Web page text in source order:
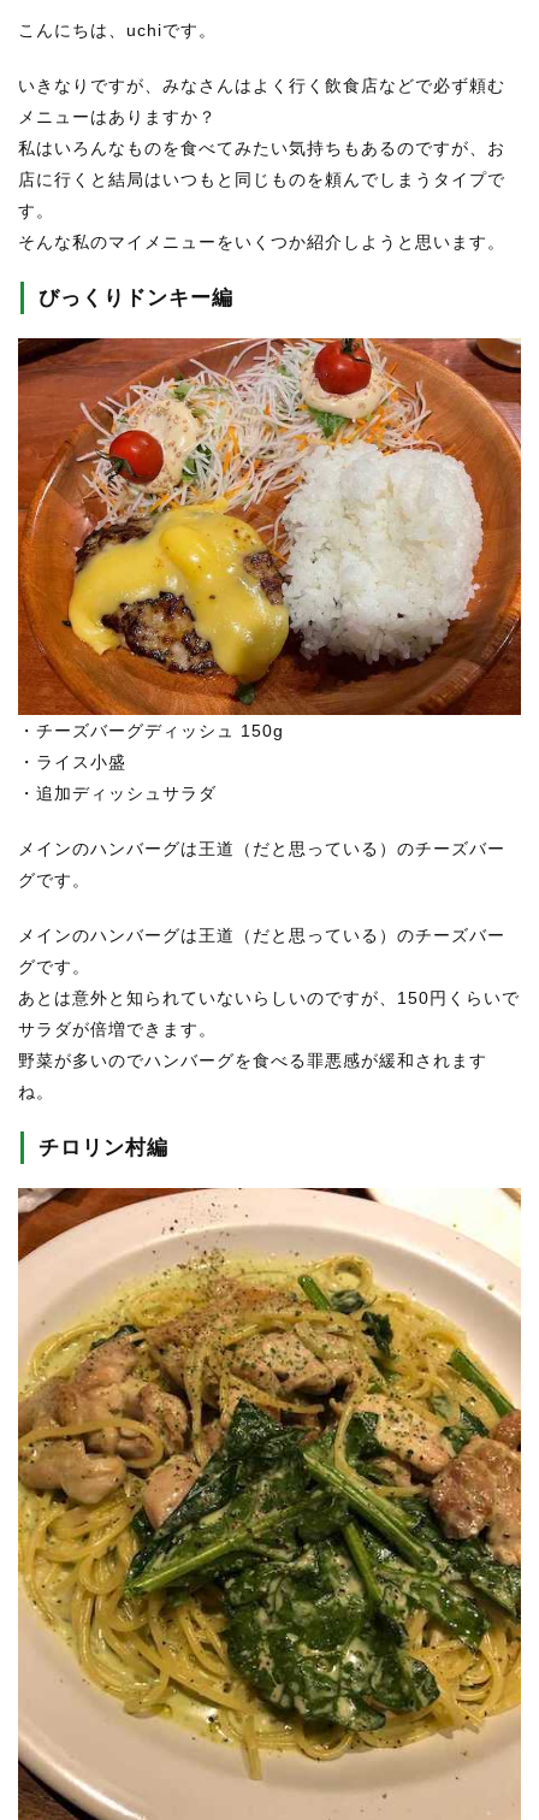
こんにちは、uchiです。
いきなりですが、みなさんはよく行く飲食店などで必ず頼む
メニューはありますか？
私はいろんなものを食べてみたい気持ちもあるのですが、お
店に行くと結局はいつもと同じものを頼んでしまうタイプで
す。
そんな私のマイメニューをいくつか紹介しようと思います。
びっくりドンキー編
・チーズバーグディッシュ 150g
・ライス小盛
・追加ディッシュサラダ
メインのハンバーグは王道（だと思っている）のチーズバー
グです。
メインのハンバーグは王道（だと思っている）のチーズバー
グです。
あとは意外と知られていないらしいのですが、150円くらいで
サラダが倍増できます。
野菜が多いのでハンバーグを食べる罪悪感が緩和されます
ね。
チロリン村編